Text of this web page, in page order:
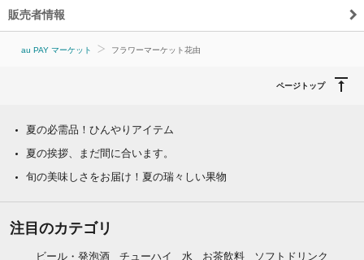
販売者情報
au PAY マーケット フラワーマーケット花由
ページトップ
夏の必需品！ひんやりアイテム
夏の挨拶、まだ間に合います。
旬の美味しさをお届け！夏の瑞々しい果物
注目のカテゴリ
ビール・発泡酒 チューハイ 水 お茶飲料 ソフトドリンク